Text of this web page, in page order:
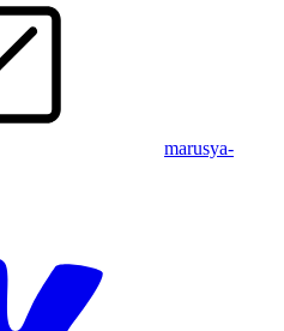
marusya-